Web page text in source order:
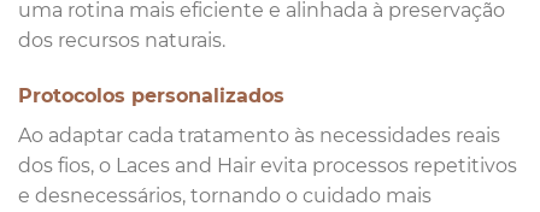
uma rotina mais eficiente e alinhada à preservação
dos recursos naturais.
Protocolos personalizados
Ao adaptar cada tratamento às necessidades reais
dos fios, o Laces and Hair evita processos repetitivos
e desnecessários, tornando o cuidado mais